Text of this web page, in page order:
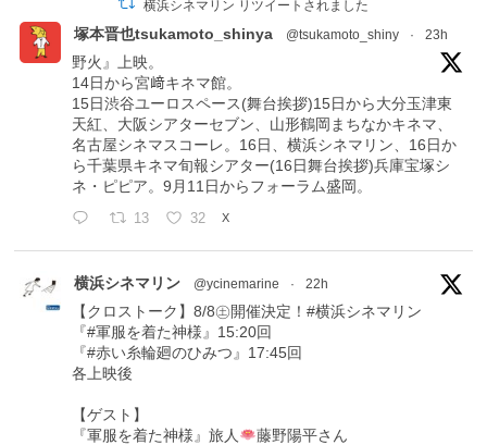
横浜シネマリン リツイートされました
塚本晋也tsukamoto_shinya @tsukamoto_shiny · 23h
野火』上映。
14日から宮﨑キネマ館。
15日渋谷ユーロスペース(舞台挨拶)15日から大分玉津東
天紅、大阪シアターセブン、山形鶴岡まちなかキネマ、
名古屋シネマスコーレ。16日、横浜シネマリン、16日か
ら千葉県キネマ旬報シアター(16日舞台挨拶)兵庫宝塚シ
ネ・ピピア。9月11日からフォーラム盛岡。
13 32 X
横浜シネマリン @ycinemarine · 22h
【クロストーク】8/8㊏開催決定！#横浜シネマリン
『#軍服を着た神様』15:20回
『#赤い糸輪廻のひみつ』17:45回
各上映後
【ゲスト】
『軍服を着た神様』旅人
藤野陽平さん